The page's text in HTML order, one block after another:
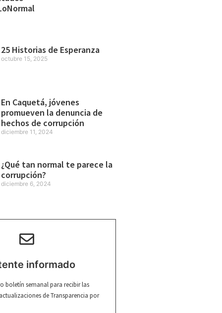
25 Historias de Esperanza
octubre 15, 2025
En Caquetá, jóvenes
promueven la denuncia de
hechos de corrupción
diciembre 11, 2024
¿Qué tan normal te parece la
corrupción?
diciembre 6, 2024
informado
boletín semanal para recibir las
de Transparencia por